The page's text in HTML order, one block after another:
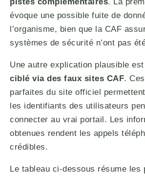
évoque une possible fuite de
l’organisme, bien que la CAF
systèmes de sécurité n’ont pas
Une autre explication plausible est
ciblé via des faux sites CAF.
parfaites du site officiel
les identifiants des utilisateurs
connecter au vrai portail. Les
obtenues rendent les appels
crédibles.
Le tableau ci-dessous résume les